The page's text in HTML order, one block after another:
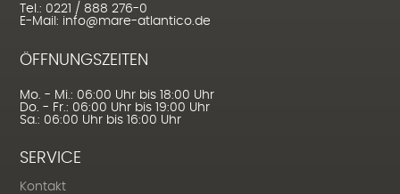
Tel.: 0221 / 888 276-0
E-Mail: info@mare-atlantico.de
ÖFFNUNGSZEITEN
Mo. - Mi.: 06:00 Uhr bis 18:00 Uhr
Do. - Fr.: 06:00 Uhr bis 19:00 Uhr
Sa.: 06:00 Uhr bis 16:00 Uhr
SERVICE
Kontakt